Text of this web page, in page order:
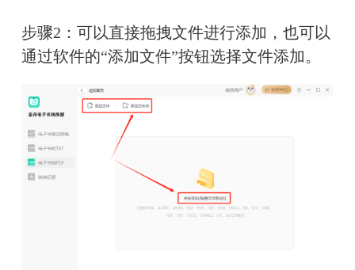
步骤2：可以直接拖拽文件进行添加，也可以
通过软件的“添加文件”按钮选择文件添加。